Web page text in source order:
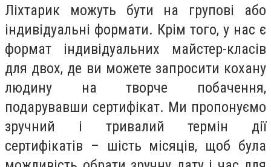
Ліхтарик можуть бути на групові або
індивідуальні формати. Крім того, у нас є
формат індивідуальних майстер-класів
для двох, де ви можете запросити кохану
людину на творче побачення,
подарувавши сертифікат. Ми пропонуємо
зручний і тривалий термін дії
сертифікатів – шість місяців, щоб була